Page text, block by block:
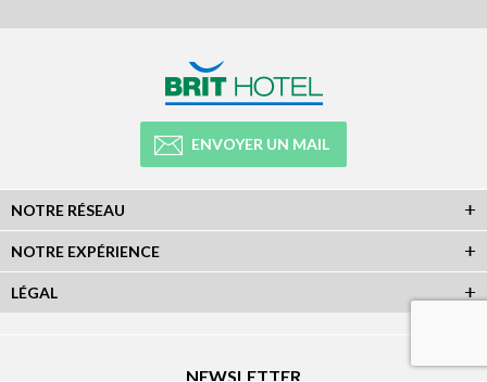
ENVOYER UN MAIL
NOTRE RÉSEAU
NOTRE EXPÉRIENCE
LÉGAL
NEWSLETTER